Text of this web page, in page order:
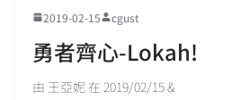
2019-02-15 cgust
勇者齊心-Lokah!
由 王亞妮 在 2019/02/15 &